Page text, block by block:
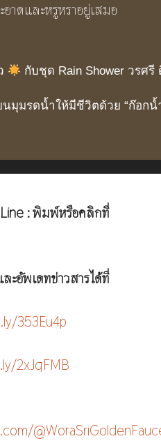
าดและหรูหราอยู่เสมอ
กับชุด Rain Shower วรศ
มุมรดน้ำให้มีชีวิตด้วย “ก๊อกน้
: พิมพ์หรือคลิกที่
ะอัพเดทข่าวสารได้ที่
353Eu4p
2xJqFMB